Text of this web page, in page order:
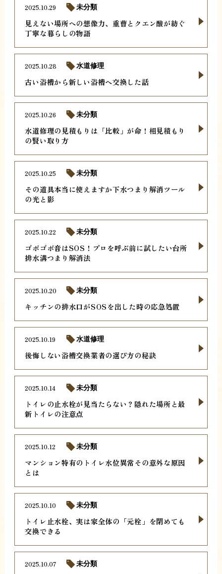
見えない場所への想像力、重曹とクエン酸が紡ぐ
丁寧な暮らしの物語
2025.10.29 未分類
古い浴槽から新しい浴槽へ交換した話
2025.10.28 水道修理
水道修理の見積もりは「比較」が命！相見積もり
の賢い取り方
2025.10.26 未分類
その道具本当に使えますか下水つまり解消ツール
の光と影
2025.10.25 未分類
ゴボゴボ音はSOS！プロを呼ぶ前に試したい台所
排水溝つまり解消法
2025.10.22 未分類
キッチンの排水口がSOSを出した時の応急処置
2025.10.20 未分類
後悔しない浴槽交換業者の選び方の秘訣
2025.10.19 水道修理
トイレの止水栓が見当たらない？隠れた場所と最
新トイレの注意点
2025.10.14 未分類
マンション特有のトイレ水位異常その意外な原因
とは
2025.10.12 未分類
トイレ止水栓、実は家全体の「元栓」を閉めても
交換できる
2025.10.10 未分類
2025.10.07 未分類